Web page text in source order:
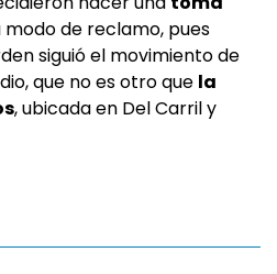
modo de reclamo, pues
siguió el movimiento de
que no es otro que la
, ubicada en Del Carril y